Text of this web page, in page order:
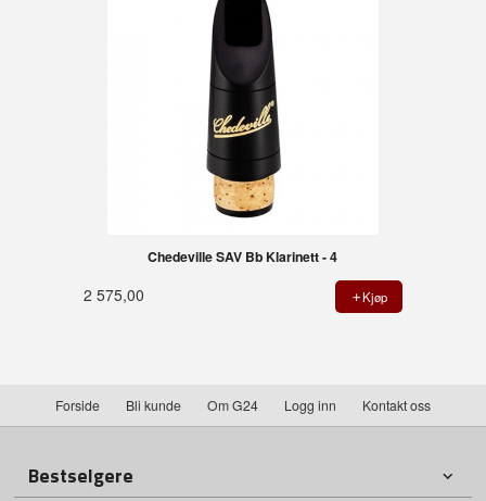
Chedeville SAV Bb Klarinett - 4
2 575,00 Kjøp
Forside Bli kunde Om G24 Logg inn Kontakt oss
Bestselgere